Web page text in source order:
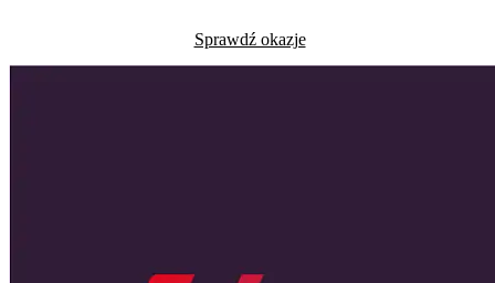
Sprawdź okazje